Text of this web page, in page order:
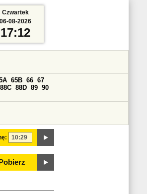
65B 66 67
88C 88D 89 90
Pobierz
Czwartek
06-08-2026
17:12